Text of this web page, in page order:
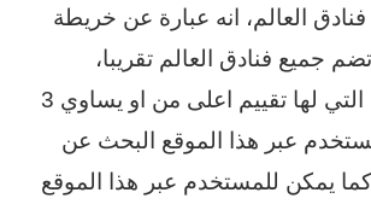
فنادق العالم، انه عبارة عن خريطة
جميع فنادق العالم تقريبا،
خصوصا الفنادق التي لها تقييم اعلى من او يساوي 3
عبر هذا الموقع البحث عن
كما يمكن للمستخدم عبر هذا الموقع